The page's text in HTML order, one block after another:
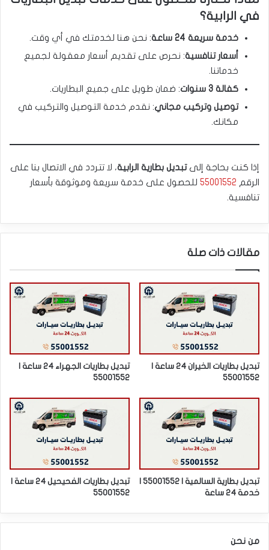
في الرابية؟
خدمة سريعة 24 ساعة
: نحن هنا لخدمتك في أي وقت.
أسعار تنافسية: نحرص على تقديم أسعار معقولة لجميع
خدماتنا.
كفالة 3 سنوات
: ضمان طويل على جميع البطاريات.
توصيل وتركيب مجاني: نقدم خدمة التوصيل والتركيب في
مكانك.
إذا كنت بحاجة إلىتبديل بطارية الرابية، لا تتردد في الاتصال بنا على
الرقم 55001552 للحصول على خدمة سريعة وموثوقة بأسعار
تنافسية.
مقالات ذات صلة
تبديل بطاريات الخيران 24 ساعة |
55001552
تبديل بطاريات الجهراء 24 ساعة |
55001552
خدمة 24 ساعة
تبديل بطاريات الفحيحيل 24 ساعة |
55001552
من نحن